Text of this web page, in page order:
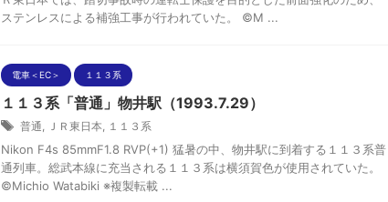
ステンレスによる補強工事が行われていた。 ©M ...
電車＜EC＞ １１３系
１１３系「普通」物井駅（1993.7.29）
普通, ＪＲ東日本, １１３系
Nikon F4s 85mmF1.8 RVP(+1) 猛暑の中、物井駅に到着する１１３系普
通列車。総武本線に充当される１１３系は横須賀色が使用されていた。
©Michio Watabiki ※複製転載 ...